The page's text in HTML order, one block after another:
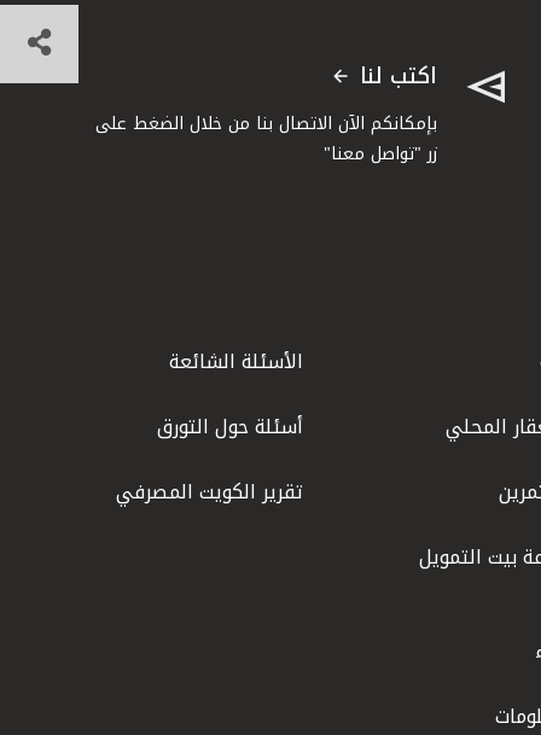
اكتب لنا
بإمكانكم الآن الاتصال بنا من خلال الضغط على
زر "تواصل معنا"
المحلي
بيت التمويل
الأسئلة الشائعة
أسئلة حول التورق
تقرير الكويت المصرفي